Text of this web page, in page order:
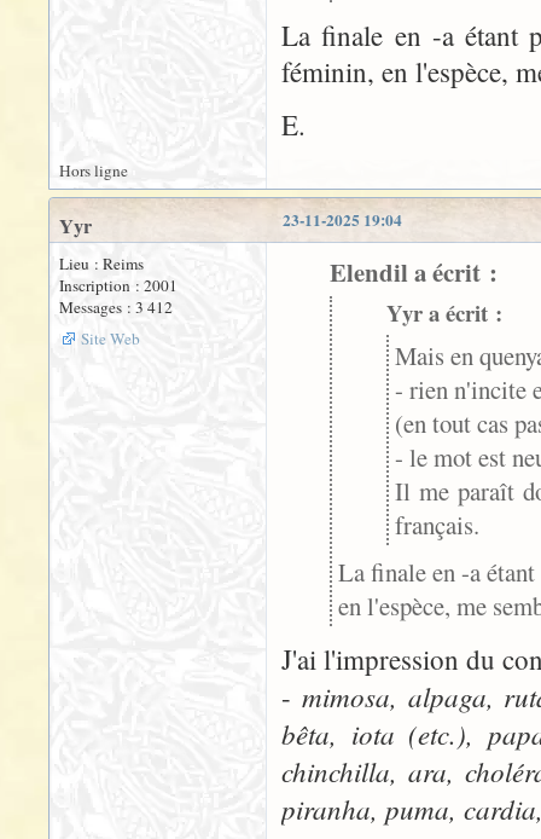
La finale en -a étant
féminin, en l'espèce,
E.
Hors ligne
23-11-2025 19:04
Yyr
Lieu : Reims
Inscription : 2001
Messages : 3 412
Site Web
Elendil a écrit :
Yyr a écrit :
Mais en
- rien n'incite
(en tout cas
- le mot est
Il me paraît
français.
La finale en -a
en l'espèce, me
J'ai l'impression du
- mimosa, alpaga,
bêta, iota (etc.),
chinchilla, ara,
piranha, puma,